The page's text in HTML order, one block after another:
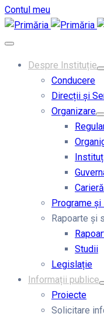
Contul meu
Despre Instituție
Conducere
Direcții și
Organizare
Carieră
Programe
Rapoarte și
Studii
Legislație
Informații publice
Proiecte
Solicitare